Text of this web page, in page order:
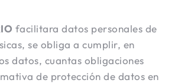
facilitara datos personales de
se obliga a cumplir, en
datos, cuantas obligaciones
de protección de datos en